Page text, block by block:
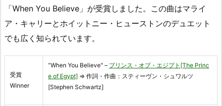
「When You Believe」が受賞しました。この曲はマライ
ア・キャリーとホイットニー・ヒューストンのデュエット
でも広く知られています。
受賞
Winner
“When You Believe" – プリンス・オブ・エジプト[The Princ
e of Egypt] ⇒ 作詞・作曲：スティーヴン・シュワルツ
[Stephen Schwartz]